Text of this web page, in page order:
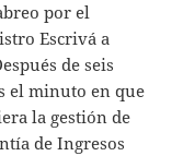
por el
Escrivá a
de seis
el minuto en que
la gestión de
de Ingresos